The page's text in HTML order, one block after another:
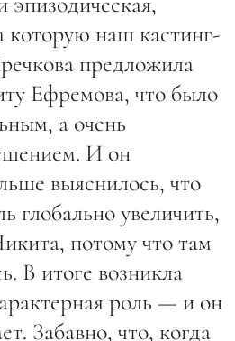
которую наш кастинг-
предложила
Ефремова, что было
а очень
И он
выяснилось, что
глобально увеличить,
потому что там
В итоге возникла
роль — и он
Забавно, что, когда